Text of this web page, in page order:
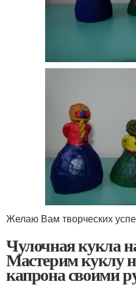
Желаю Вам творческих
Чулочная кукла
Мастерим куклу
капрона своими